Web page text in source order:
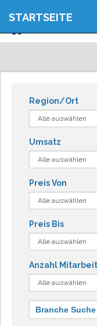
Region/Ort
Umsatz
Preis Von
Preis Bis
Anzahl
Branche Suche
STARTSEITE